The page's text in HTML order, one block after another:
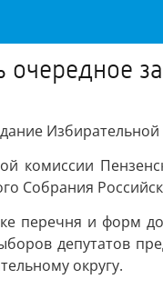
очередное
комиссии
Собрания
перечня и форм
депутатов
округу.